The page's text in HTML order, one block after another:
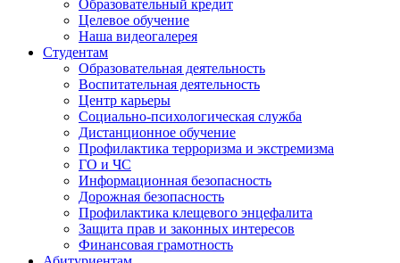
Образовательный кредит
Целевое обучение
Наша видеогалерея
Студентам
Образовательная деятельность
Воспитательная деятельность
Центр карьеры
Социально-психологическая служба
Дистанционное обучение
Профилактика терроризма и экстремизма
ГО и ЧС
Информационная безопасность
Дорожная безопасность
Профилактика клещевого энцефалита
Защита прав и законных интересов
Финансовая грамотность